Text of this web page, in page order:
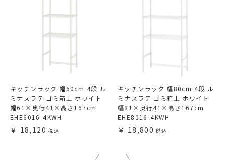
キッチンラック 幅60cm 4段 ル
ミナスラテ ゴミ箱上 ホワイト
幅61×奥行41×高さ167cm
EHE6016-4KWH
18,120
キッチンラック 幅80cm 4段 ル
ミナスラテ ゴミ箱上 ホワイト
幅81×奥行41×高さ167cm
EHE8016-4KWH
18,800